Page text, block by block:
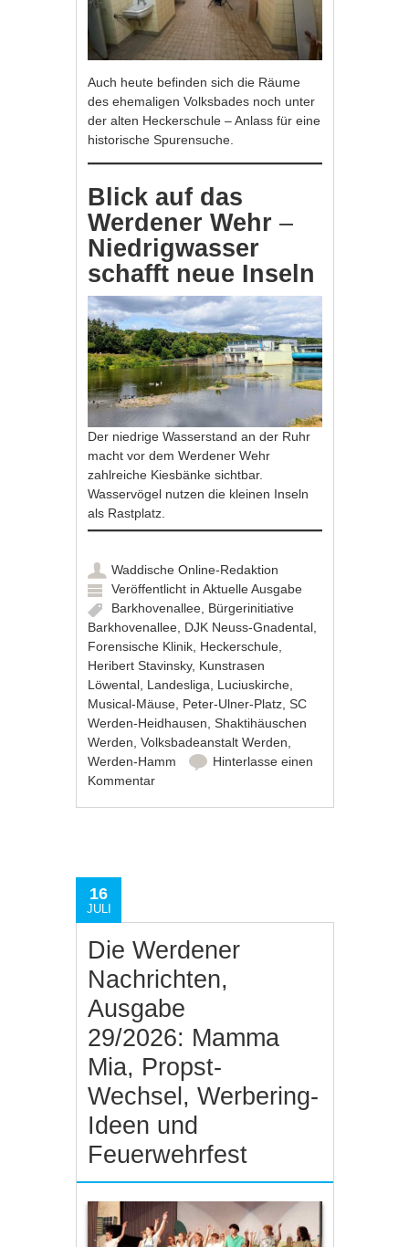
Auch heute befinden sich die Räume
des ehemaligen Volksbades noch unter
der alten Heckerschule – Anlass für eine
historische Spurensuche.
Blick auf das
Werdener Wehr –
Niedrigwasser
schafft neue Inseln
Der niedrige Wasserstand an der Ruhr
macht vor dem Werdener Wehr
zahlreiche Kiesbänke sichtbar.
Wasservögel nutzen die kleinen Inseln
als Rastplatz.
Waddische Online-Redaktion
Veröffentlicht inAktuelle Ausgabe
Barkhovenallee Bürgerinitiative
Barkhovenallee DJK Neuss-Gnadental
Forensische Klinik Heckerschule
Heribert Stavinsky, Kunstrasen
Löwental Landesliga Luciuskirche
Musical-Mäuse Peter-Ulner-Platz ,SC
Werden-Heidhausen ,Shaktihäuschen
Werden ,Volksbadeanstalt Werden
Werden-Hamm
Hinterlasse einen
Kommentar
16
JULI
Die Werdener
Nachrichten,
Ausgabe
29/2026: Mamma
Mia, Propst-
Wechsel, Werbering-
Ideen und
Feuerwehrfest